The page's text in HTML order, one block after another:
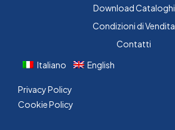
Download Cataloghi
Condizioni di Vendita
Contatti
Italiano
English
Privacy Policy
Cookie Policy